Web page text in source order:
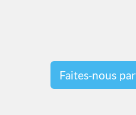
Faites-nous